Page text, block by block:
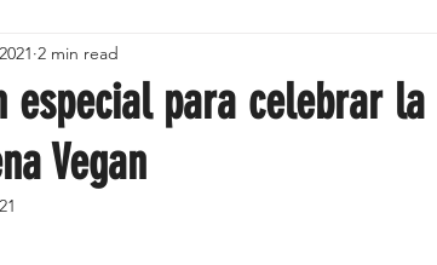
especial para celebrar
Vegan
2 min read